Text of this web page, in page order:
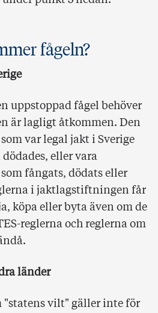
fågeln?
uppstoppad fågel behöver
är lagligt åtkommen. Den
var legal jakt i Sverige
eller vara
fångats, dödats eller
i jaktlagstiftningen får
köpa eller byta även om de
reglerna och reglerna om
länder
"statens vilt" gäller inte för